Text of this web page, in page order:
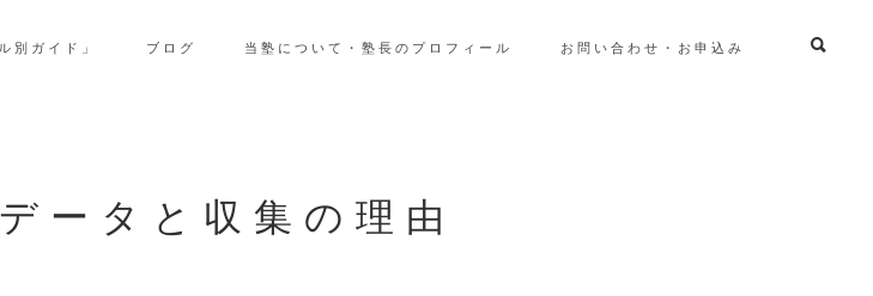
別ガイド」 ブログ 当塾について・塾長のプロフィール お問い合わせ・お申込み
ータと収集の理由